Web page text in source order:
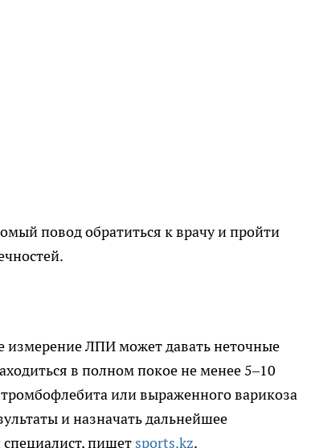
повод обратиться к врачу и пройти
измерение ЛПИ может давать неточные
в полном покое не менее 5–10
или выраженного варикоза
и назначать дальнейшее
пишет sports.kz.